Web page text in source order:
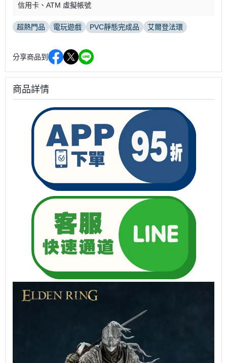
信用卡
ATM 虛擬帳號
超熱門品 電玩遊戲 PVC靜態完成品 艾爾登法環
分享商品到
商品詳情